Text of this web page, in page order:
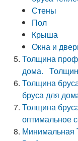
Стены
Пол
Крыша
Окна и
Толщина
дома.
Толщина
бруса для
Толщина
оптимальное
Минимальная